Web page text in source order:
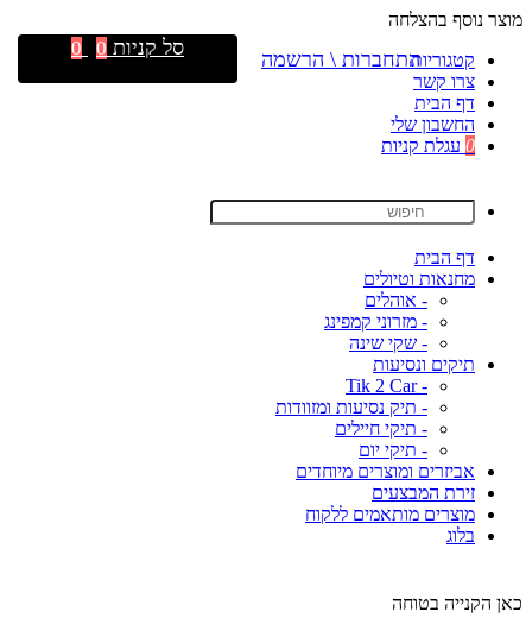
מוצר נוסף בהצלחה
קטגוריות
צרו קשר
דף הבית
החשבון שלי
0 עגלת קניות
דף הבית
מחנאות וטיולים
- אוהלים
- מזרוני קמפינג
- שקי שינה
תיקים ונסיעות
- Tik 2 Car
- תיק נסיעות ומזוודות
- תיקי חיילים
- תיקי יום
אביזרים ומוצרים מיוחדים
זירת המבצעים
מוצרים מותאמים ללקוח
בלוג
כאן הקנייה בטוחה
התחברות \ הרשמה סל קניות 0
0